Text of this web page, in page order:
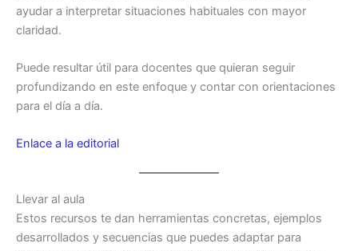
ayudar a interpretar situaciones habituales con mayor
claridad.
Puede resultar útil para docentes que quieran seguir
profundizando en este enfoque y contar con orientaciones
para el día a día.
Enlace a la editorial
Llevar al aula
Estos recursos te dan herramientas concretas, ejemplos
desarrollados y secuencias que puedes adaptar para